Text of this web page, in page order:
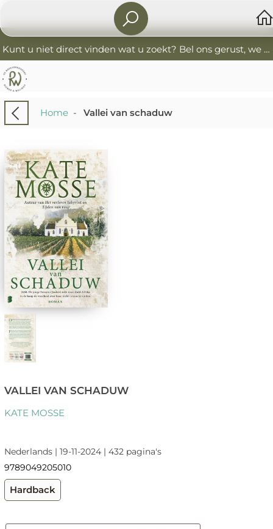
Kunt u niet direct vinden wat u zoekt? Bel ons gerust, we helpen u graag. 0341-552405 De Boekverkoopers
Home- Vallei van schaduw
VALLEI VAN SCHADUW
KATE MOSSE
Nederlands | 19-11-2024 | 432 pagina's
9789049205010
Hardback